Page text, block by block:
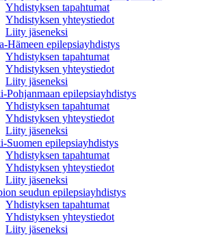
Yhdistyksen tapahtumat
Yhdistyksen yhteystiedot
Liity jäseneksi
Hämeen epilepsiayhdistys
Yhdistyksen tapahtumat
Yhdistyksen yhteystiedot
Liity jäseneksi
Pohjanmaan epilepsiayhdistys
Yhdistyksen tapahtumat
Yhdistyksen yhteystiedot
Liity jäseneksi
Suomen epilepsiayhdistys
Yhdistyksen tapahtumat
Yhdistyksen yhteystiedot
Liity jäseneksi
seudun epilepsiayhdistys
Yhdistyksen tapahtumat
Yhdistyksen yhteystiedot
Liity jäseneksi